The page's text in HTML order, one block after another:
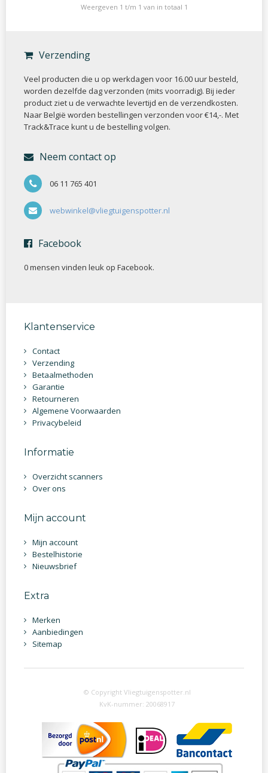
Weergeven 1 t/m 1 van in totaal 1
Verzending
Veel producten die u op werkdagen voor 16.00 uur besteld,
worden dezelfde dag verzonden (mits voorradig). Bij ieder
product ziet u de verwachte levertijd en de verzendkosten.
Naar België worden bestellingen verzonden voor €14,-. Met
Track&Trace kunt u de bestelling volgen.
Neem contact op
06 11 765 401
webwinkel@vliegtuigenspotter.nl
Facebook
0 mensen vinden leuk op Facebook.
Klantenservice
Contact
Verzending
Betaalmethoden
Garantie
Retourneren
Algemene Voorwaarden
Privacybeleid
Informatie
Overzicht scanners
Over ons
Mijn account
Mijn account
Bestelhistorie
Nieuwsbrief
Extra
Merken
Aanbiedingen
Sitemap
© Copyright Vliegtuigenspotter.nl
KvK-nummer: 20068917